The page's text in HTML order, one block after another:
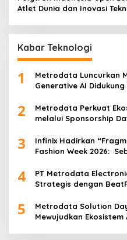
Atlet Dunia dan Inovasi
Kabar Teknologi
1
Metrodata Luncurkan
Generative AI
2
Metrodata Perkuat
melalui Sponsorship
3
Infinix Hadirkan
Fashion Week 2026:
Eksperimen Robotik
4
PT Metrodata
Strategis dengan
5
Metrodata Solution
Mewujudkan Ekosistem